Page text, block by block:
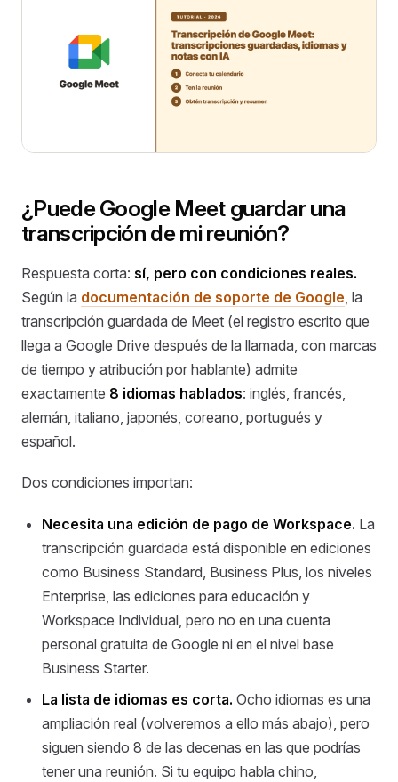
¿Puede Google Meet guardar una
transcripción de mi reunión?
Respuesta corta: sí, pero con condiciones reales.
Según la documentación de soporte de Google, la
transcripción guardada de Meet (el registro escrito que
llega a Google Drive después de la llamada, con marcas
de tiempo y atribución por hablante) admite
exactamente 8 idiomas hablados: inglés, francés,
alemán, italiano, japonés, coreano, portugués y
español.
Dos condiciones importan:
Necesita una edición de pago de Workspace. La
transcripción guardada está disponible en ediciones
como Business Standard, Business Plus, los niveles
Enterprise, las ediciones para educación y
Workspace Individual, pero no en una cuenta
personal gratuita de Google ni en el nivel base
Business Starter.
La lista de idiomas es corta. Ocho idiomas es una
ampliación real (volveremos a ello más abajo), pero
siguen siendo 8 de las decenas en las que podrías
tener una reunión. Si tu equipo habla chino,